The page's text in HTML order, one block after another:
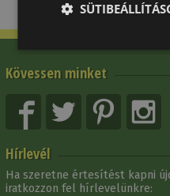
Kövessen minket
Hírlevél
Ha szeretne értesítést kapni
iratkozzon fel hírlevelünkre: